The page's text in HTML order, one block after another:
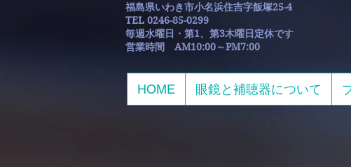
HOME 眼鏡と補聴器について
福島県いわき市小名浜住吉字飯塚25-4
TEL 0246-85-0299
毎週水曜日・第1、第3木曜日定休です
​営業時間 AM10:00～PM7:00